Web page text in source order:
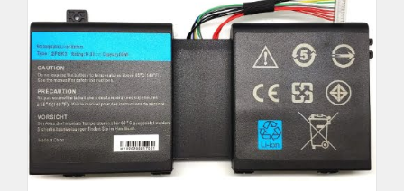
€43,08
Detail In den Warenkorb